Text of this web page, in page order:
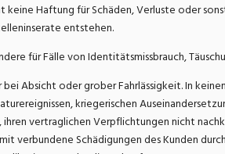
keine Haftung für Schäden, Verluste oder
entstehen.
für Fälle von Identitätsmissbrauch,
Absicht oder grober Fahrlässigkeit. In
kriegerischen
ihren vertraglichen Verpflichtungen nicht
verbundene Schädigungen des Kunden